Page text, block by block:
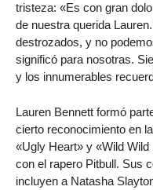
tristeza: «Es con gran
de nuestra querida
destrozados, y no
significó para nosotras.
y los innumerables
Lauren Bennett formó
cierto reconocimiento en
«Ugly Heart» y «Wild
con el rapero Pitbull. Sus
incluyen a Natasha